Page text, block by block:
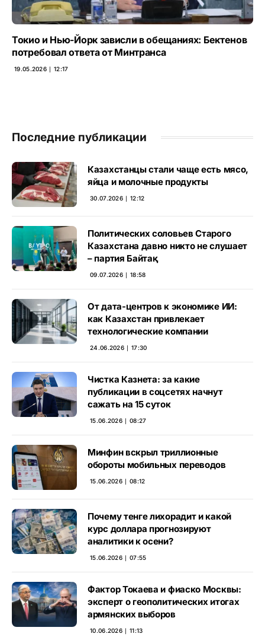
Токио и Нью-Йорк зависли в обещаниях: Бектенов
потребовал ответа от Минтранса
19.05.2026 ∣ 12:17
Последние публикации
Казахстанцы стали чаще есть мясо,
яйца и молочные продукты
30.07.2026 ∣ 12:12
Политических соловьев Старого
Казахстана давно никто не слушает
– партия Байтақ
09.07.2026 ∣ 18:58
От дата-центров к экономике ИИ:
как Казахстан привлекает
технологические компании
24.06.2026 ∣ 17:30
Чистка Казнета: за какие
публикации в соцсетях начнут
сажать на 15 суток
15.06.2026 ∣ 08:27
Минфин вскрыл триллионные
обороты мобильных переводов
15.06.2026 ∣ 08:12
Почему тенге лихорадит и какой
курс доллара прогнозируют
аналитики к осени?
15.06.2026 ∣ 07:55
Фактор Токаева и фиаско Москвы:
эксперт о геополитических итогах
армянских выборов
10.06.2026 ∣ 11:13